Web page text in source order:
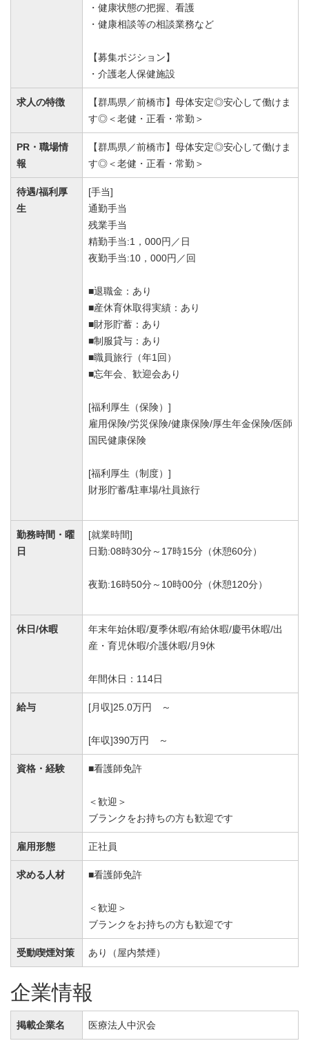
・健康状態の把握、看護
・健康相談等の相談業務など
【募集ポジション】
・介護老人保健施設
求人の特徴
【群馬県／前橋市】母体安定◎安心して働けま
す◎＜老健・正看・常勤＞
PR・職場情
報
【群馬県／前橋市】母体安定◎安心して働けま
す◎＜老健・正看・常勤＞
待遇/福利厚
生
[手当]
通勤手当
残業手当
精勤手当:1，000円／日
夜勤手当:10，000円／回
■退職金：あり
■産休育休取得実績：あり
■財形貯蓄：あり
■制服貸与：あり
■職員旅行（年1回）
■忘年会、歓迎会あり
[福利厚生（保険）]
雇用保険/労災保険/健康保険/厚生年金保険/医師
国民健康保険
[福利厚生（制度）]
財形貯蓄/駐車場/社員旅行
勤務時間・曜
日
[就業時間]
日勤:08時30分～17時15分（休憩60分）
夜勤:16時50分～10時00分（休憩120分）
休日/休暇
年末年始休暇/夏季休暇/有給休暇/慶弔休暇/出
産・育児休暇/介護休暇/月9休
年間休日：114日
給与 [月収]25.0万円 ～
[年収]390万円 ～
資格・経験 ■看護師免許
＜歓迎＞
ブランクをお持ちの方も歓迎です
雇用形態 正社員
求める人材 ■看護師免許
＜歓迎＞
ブランクをお持ちの方も歓迎です
受動喫煙対策 あり（屋内禁煙）
企業情報
掲載企業名 医療法人中沢会